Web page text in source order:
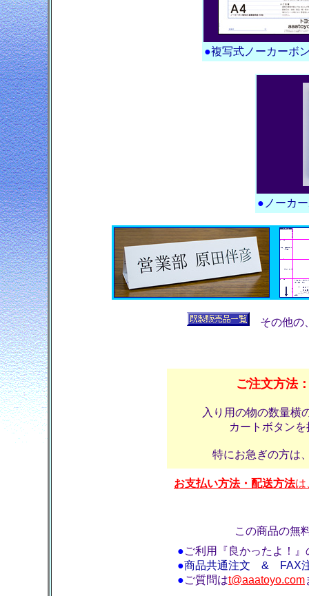
●複写式ノーカーボ
● ノーカ
その他の
ご注文方法
入り用の物の数量横
カートボタン
特にお急ぎの方は
お支払い方法・配送方法は
この商品の無
●ご利用『良かったよ！』
●商品共通注文 & FAX
●ご質問はt@aaatoyo.com